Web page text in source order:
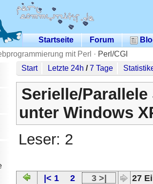
Startseite Forum
mit Perl · Perl/CGI
Start Letzte 24h /7 Tage
Serielle/
unter Windows
Leser: 2
|< 1 2 3 >| 27